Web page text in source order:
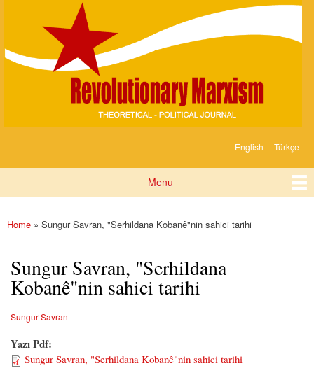
content
Marksizm
English Türkçe
Menu
You are here
Home » Sungur Savran, "Serhildana Kobanê"nin sahici tarihi
Sungur Savran, "Serhildana
Kobanê"nin sahici tarihi
Sungur Savran
Yazı Pdf:
Sungur Savran, "Serhildana Kobanê"nin sahici tarihi